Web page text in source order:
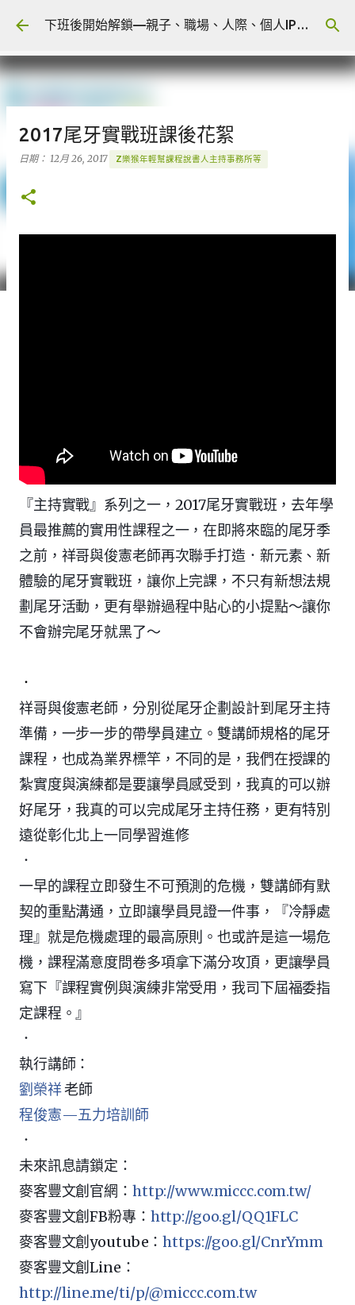
跳到主要內容 下班後開始解鎖—親子、職場、人際、個人IP 🎧 Podcast
2017尾牙實戰班課後花絮
日期： 12月 26, 2017 Z樂猴年輕幫課程說書人主持事務所等
『主持實戰』系列之一，2017尾牙實戰班，去年學
員最推薦的實用性課程之一，在即將來臨的尾牙季
之前，祥哥與俊憲老師再次聯手打造．新元素、新
體驗的尾牙實戰班，讓你上完課，不只有新想法規
劃尾牙活動，更有舉辦過程中貼心的小提點～讓你
不會辦完尾牙就黑了～
．
祥哥與俊憲老師，分別從尾牙企劃設計到尾牙主持
準備，一步一步的帶學員建立。雙講師規格的尾牙
課程，也成為業界標竿，不同的是，我們在授課的
紮實度與演練都是要讓學員感受到，我真的可以辦
好尾牙，我真的可以完成尾牙主持任務，更有特別
遠從彰化北上一同學習進修
．
一早的課程立即發生不可預測的危機，雙講師有默
契的重點溝通，立即讓學員見證一件事，『冷靜處
理』就是危機處理的最高原則。也或許是這一場危
機，課程滿意度問卷多項拿下滿分攻頂，更讓學員
寫下『課程實例與演練非常受用，我司下屆福委指
定課程。』
．
執行講師：
劉榮祥老師
程俊憲—五力培訓師
．
未來訊息請鎖定：
麥客豐文創官網： http://www.miccc.com.tw/
麥客豐文創FB粉專： http://goo.gl/QQ1FLC
麥客豐文創youtube：https://goo.gl/CnrYmm
麥客豐文創Line：
http://line.me/ti/p/@miccc.com.tw